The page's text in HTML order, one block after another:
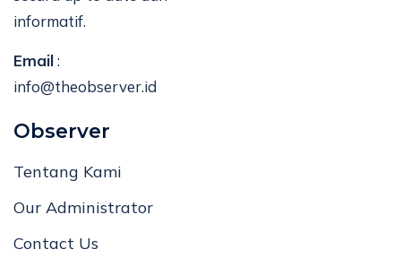
informatif.
Email:
info@theobserver.id
Observer
Tentang Kami
Our Administrator
Contact Us